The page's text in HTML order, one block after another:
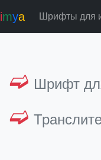
imya Шрифты для
➫ Шрифт
➫